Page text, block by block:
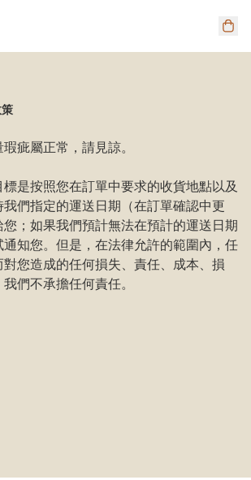
疵屬正常，請見諒。
是按照您在訂單中要求的收貨地點以及
們指定的運送日期（在訂單確認中更
；如果我們預計無法在預計的運送日期
知您。但是，在法律允許的範圍內，任
您造成的任何損失、責任、成本、損
們不承擔任何責任。